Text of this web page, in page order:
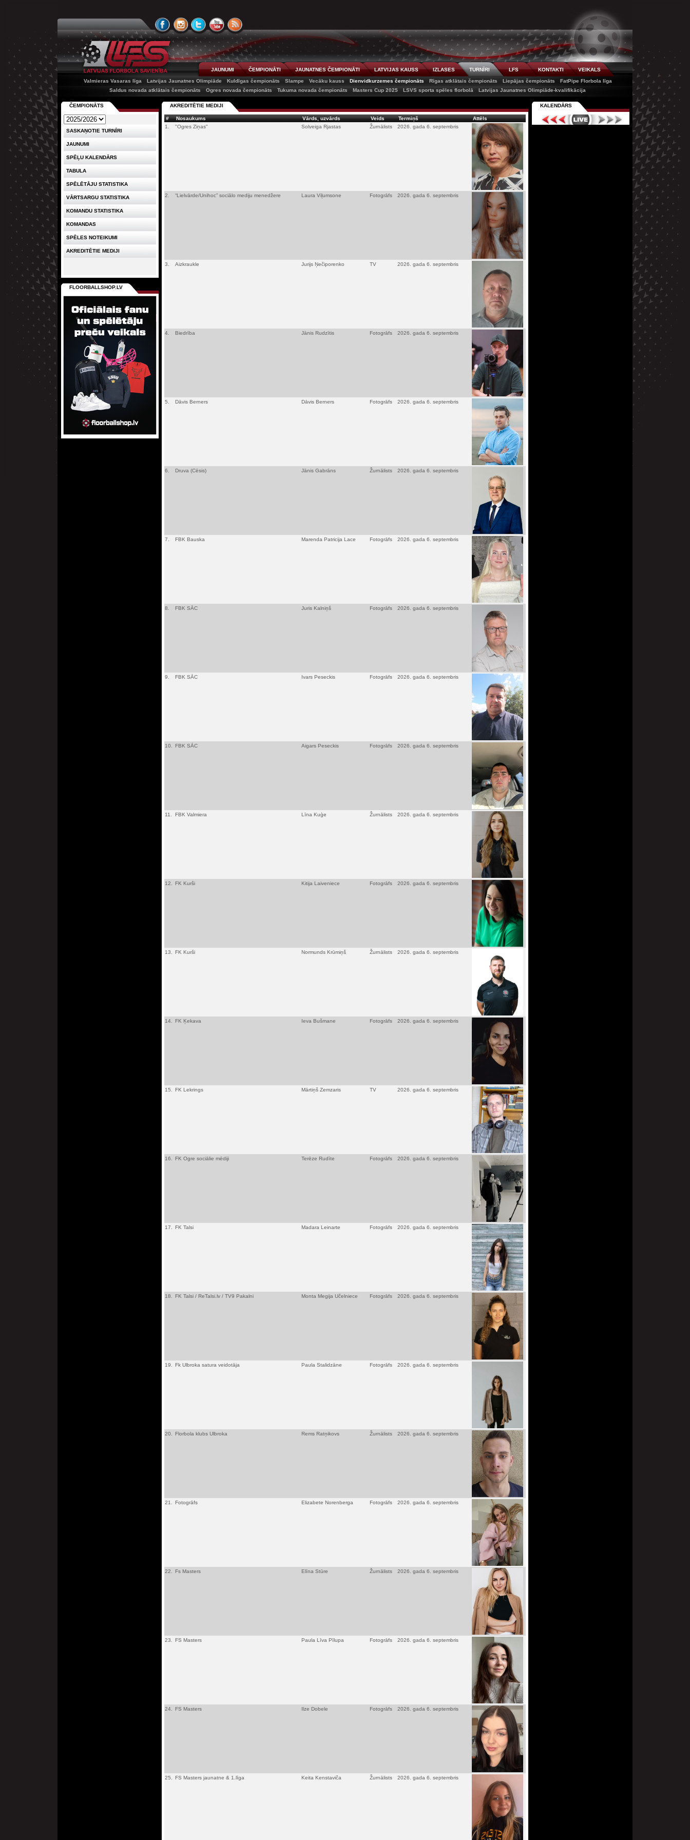
JAUNUMI ČEMPIONĀTI JAUNATNES ČEMPIONĀTI LATVIJAS KAUSS IZLASES TURNĪRI LFS KONTAKTI
VEIKALS
Valmieras Vasaras līga
Latvijas Jaunatnes Olimpiāde Kuldīgas čempionāts Slampe Vecāku kauss Dienvidkurzemes čempionāts Rīgas atklātais čempionāts Liepājas čempionāts
FatPipe Florbola līga
Saldus novada atklātais čempionāts
Ogres novada čempionāts Tukuma novada čempionāts Masters Cup 2025 LSVS sporta spēles florbolā Latvijas Jaunatnes Olimpiāde-kvalifikācija
AKREDITĒTIE MEDIJI
# Nosaukums Vārds, uzvārds Veids Termiņš
Attēls
1.
"Ogres Ziņas" Solveiga Rjastas Žurnālists 2026. gada 6. septembris
2. “Lielvārde/Unihoc” sociālo mediju menedžere Laura Viļumsone Fotogrāfs 2026. gada 6. septembris
3. Aizkraukle Jurijs Ņečiporenko TV 2026. gada 6. septembris
4. Biedrība Jānis Rudzītis Fotogrāfs 2026. gada 6. septembris
5. Dāvis Berners Dāvis Berners Fotogrāfs 2026. gada 6. septembris
6. Druva (Cēsis) Jānis Gabrāns Žurnālists 2026. gada 6. septembris
7. FBK Bauska Marenda Patricija Lace Fotogrāfs 2026. gada 6. septembris
8. FBK SĀC Juris Kalniņš Fotogrāfs 2026. gada 6. septembris
9. FBK SĀC Ivars Peseckis Fotogrāfs 2026. gada 6. septembris
10. FBK SĀC Aigars Peseckis Fotogrāfs 2026. gada 6. septembris
11. FBK Valmiera Līna Kuģe Žurnālists 2026. gada 6. septembris
12. FK Kurši Kitija Laiveniece Fotogrāfs 2026. gada 6. septembris
13. FK Kurši Normunds Krūmiņš Žurnālists 2026. gada 6. septembris
14. FK Ķekava Ieva Bušmane Fotogrāfs 2026. gada 6. septembris
15. FK Lekrings Mārtiņš Zemzaris TV 2026. gada 6. septembris
16. FK Ogre sociālie mēdiji Terēze Rudīte Fotogrāfs 2026. gada 6. septembris
17. FK Talsi Madara Leinarte Fotogrāfs 2026. gada 6. septembris
18. FK Talsi / ReTalsi.lv / TV9 Pakalni Monta Megija Učelniece Fotogrāfs 2026. gada 6. septembris
19. Fk Ulbroka satura veidotāja Paula Stalidzāne Fotogrāfs 2026. gada 6. septembris
20. Florbola klubs Ulbroka Rems Ratņikovs Žurnālists 2026. gada 6. septembris
21. Fotogrāfs Elizabete Norenberga Fotogrāfs 2026. gada 6. septembris
22. Fs Masters Elīna Stūre Žurnālists 2026. gada 6. septembris
23. FS Masters Paula Līva Pīlupa Fotogrāfs 2026. gada 6. septembris
24. FS Masters Ilze Dobele Fotogrāfs 2026. gada 6. septembris
25. FS Masters jaunatne & 1.līga Keita Kenstaviča Žurnālists 2026. gada 6. septembris
ČEMPIONĀTS
SASKAŅOTIE TURNĪRI
JAUNUMI
SPĒĻU KALENDĀRS
TABULA
SPĒLĒTĀJU STATISTIKA
VĀRTSARGU STATISTIKA
KOMANDU STATISTIKA
KOMANDAS
SPĒLES NOTEIKUMI
AKREDITĒTIE MEDIJI
FLOORBALLSHOP.LV
KALENDĀRS